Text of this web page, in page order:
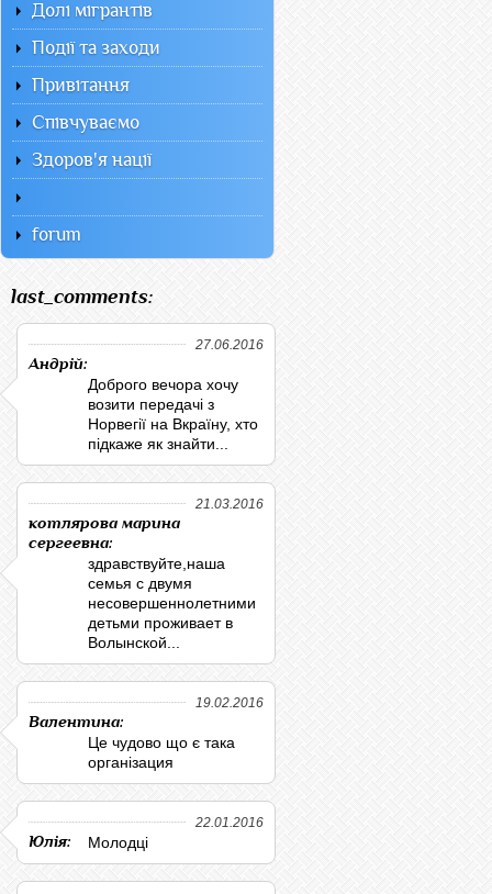
Долі мігрантів
Події та заходи
Привітання
Співчуваємо
Здоров'я нації
forum
last_comments:
27.06.2016
Андрій:
Доброго вечора хочу
возити передачі з
Норвегії на Вкраїну, хто
підкаже як знайти...
21.03.2016
котлярова марина
сергеевна:
здравствуйте,наша
семья с двумя
несовершеннолетними
детьми проживает в
Волынской...
19.02.2016
Валентина:
Це чудово що є така
організация
22.01.2016
Юлія: Молодці